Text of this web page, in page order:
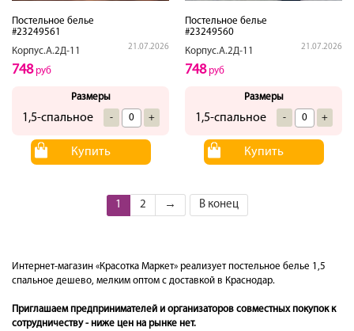
Постельное белье
#23249561
Корпус.А.2Д-11
21.07.2026
748руб
Размеры
1,5-спальное - +
Купить
Постельное белье
#23249560
Корпус.А.2Д-11
21.07.2026
748руб
Размеры
1,5-спальное - +
Купить
1 2 → В конец
Интернет-магазин «Красотка Маркет» реализует постельное белье 1,5
спальное дешево, мелким оптом с доставкой в Краснодар.
Приглашаем предпринимателей и организаторов совместных покупок к
сотрудничеству - ниже цен на рынке нет.